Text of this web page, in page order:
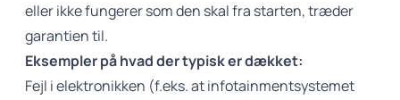
eller ikke fungerer som den skal fra starten, træder
garantien til.
Eksempler på hvad der typisk er dækket:
Fejl i elektronikken (f.eks. at infotainmentsystemet